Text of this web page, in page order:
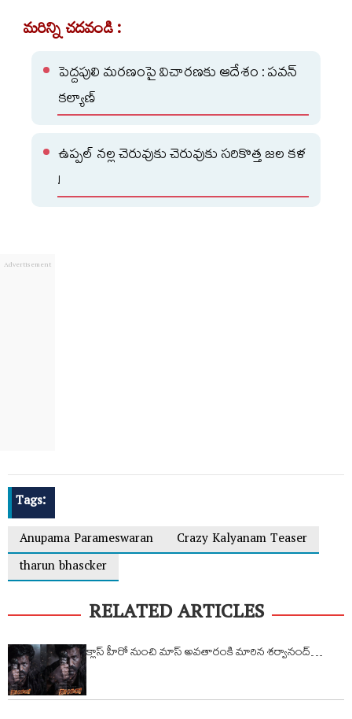
మరిన్ని చదవండి :
పెద్దపులి మరణంపై విచారణకు ఆదేశం : పవన్
కల్యాణ్
ఉప్పల్ నల్ల చెరువుకు చెరువుకు సరికొత్త జల కళ
!
Tags:
Anupama Parameswaran
Crazy Kalyanam Teaser
tharun bhascker
RELATED ARTICLES
క్లాస్ హీరో నుంచి మాస్ అవతారంకి మారిన శ‌ర్వానంద్…